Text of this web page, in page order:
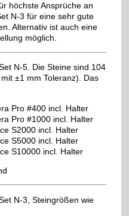
höchste Ansprüche an
N-3 für eine sehr gute
Alternativ ist auch eine
möglich.
N-5. Die Steine sind 104
±1 mm Toleranz). Das
Pro #400 incl. Halter
Pro #1000 incl. Halter
S2000 incl. Halter
S5000 incl. Halter
S10000 incl. Halter
N-3, Steingrößen wie